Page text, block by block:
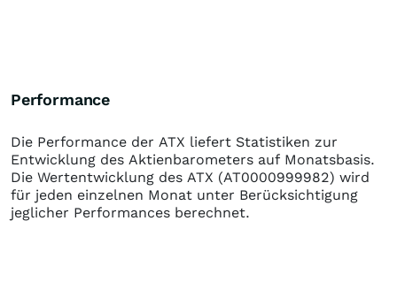
Performance
Die Performance der ATX liefert Statistiken zur
Entwicklung des Aktienbarometers auf Monatsbasis.
Die Wertentwicklung des ATX (AT0000999982) wird
für jeden einzelnen Monat unter Berücksichtigung
jeglicher Performances berechnet.